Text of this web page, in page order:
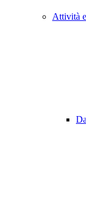
Attività